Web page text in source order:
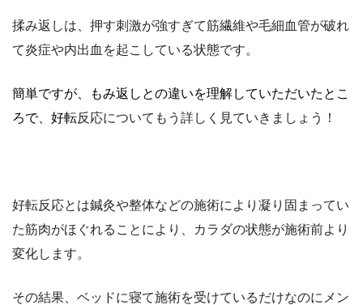
揉み返しは、押す刺激が強すぎて筋繊維や毛細血管が破れ
て炎症や内出血を起こしている状態です。
簡単ですが、もみ返しとの違いを理解していただいたとこ
ろで、好転反応についてもう詳しく見ていきましょう！
好転反応とは鍼灸や整体などの施術により凝り固まってい
た筋肉がほぐれることにより、カラダの状態が施術前より
変化します。
その結果、ベッドに寝て施術を受けているだけなのにメン